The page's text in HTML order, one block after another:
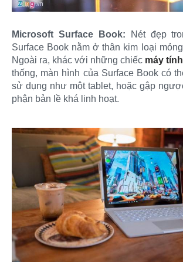
Microsoft Surface Book: Nét đẹp
Surface Book nằm ở thân kim loại
Ngoài ra, khác với những chiếc máy
thống, màn hình của Surface Book có
sử dụng như một tablet, hoặc gập
phận bản lề khá linh hoạt.